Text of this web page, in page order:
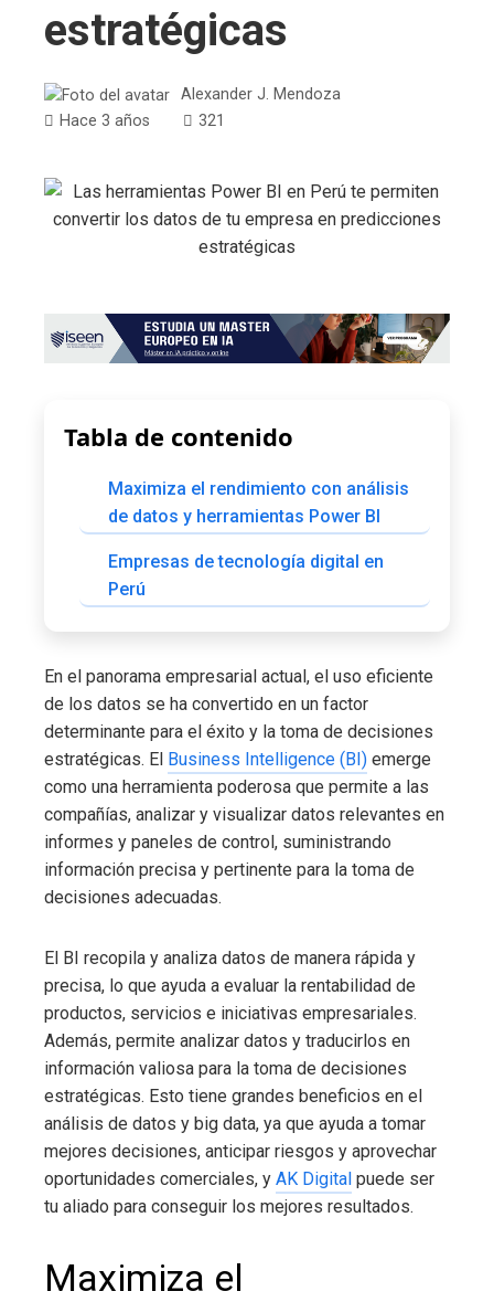
estratégicas
Alexander J. Mendoza
Hace 3 años
321
Tabla de contenido
Maximiza el rendimiento con análisis
de datos y herramientas Power BI
Empresas de tecnología digital en
Perú
En el panorama empresarial actual, el uso eficiente
de los datos se ha convertido en un factor
determinante para el éxito y la toma de decisiones
estratégicas. El Business Intelligence (BI) emerge
como una herramienta poderosa que permite a las
compañías, analizar y visualizar datos relevantes en
informes y paneles de control, suministrando
información precisa y pertinente para la toma de
decisiones adecuadas.
El BI recopila y analiza datos de manera rápida y
precisa, lo que ayuda a evaluar la rentabilidad de
productos, servicios e iniciativas empresariales.
Además, permite analizar datos y traducirlos en
información valiosa para la toma de decisiones
estratégicas. Esto tiene grandes beneficios en el
análisis de datos y big data, ya que ayuda a tomar
mejores decisiones, anticipar riesgos y aprovechar
oportunidades comerciales, y AK Digital puede ser
tu aliado para conseguir los mejores resultados.
Maximiza el